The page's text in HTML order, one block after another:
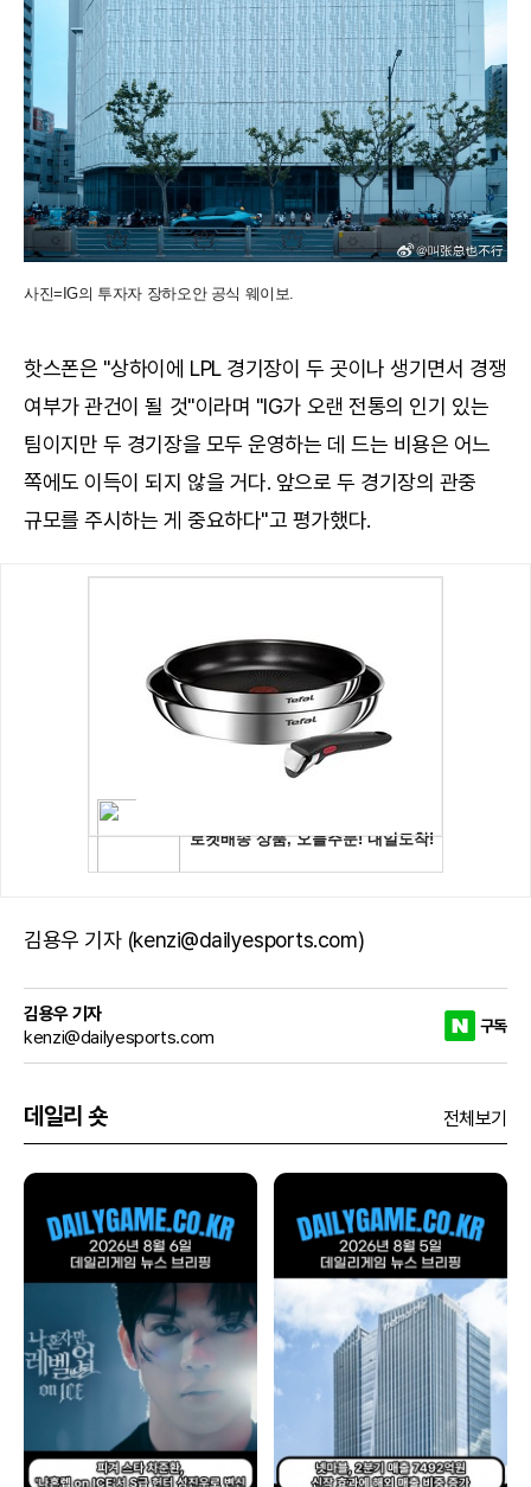
사진=IG의 투자자 장하오안 공식 웨이보.
핫스폰은 "상하이에 LPL 경기장이 두 곳이나 생기면서 경쟁
여부가 관건이 될 것"이라며 "IG가 오랜 전통의 인기 있는
팀이지만 두 경기장을 모두 운영하는 데 드는 비용은 어느
쪽에도 이득이 되지 않을 거다. 앞으로 두 경기장의 관중
규모를 주시하는 게 중요하다"고 평가했다.
김용우 기자 (kenzi@dailyesports.com)
김용우 기자
kenzi@dailyesports.com
구독
데일리 숏 전체보기